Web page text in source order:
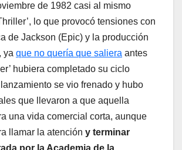
de 1982 casi al mismo
lo que provocó tensiones con
de Jackson (Epic) y la producción
ya que no quería que saliera antes
hubiera completado su ciclo
se vio frenado y hubo
que llevaron a que aquella
una vida comercial corta, aunque
llamar la atención y terminar